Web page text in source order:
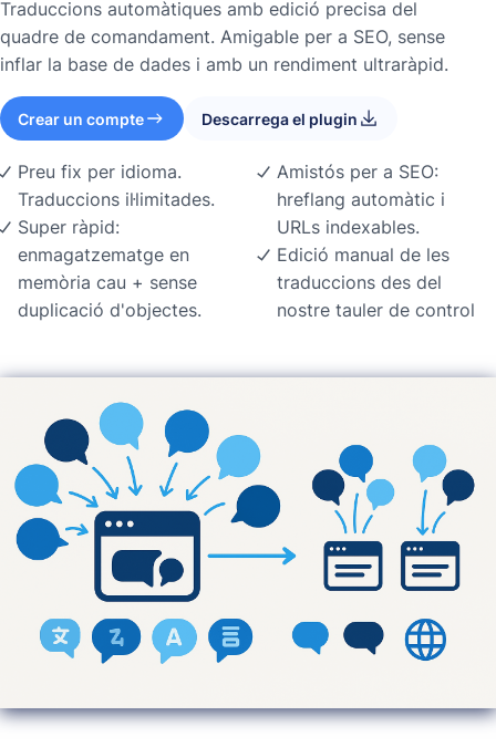
Traduccions automàtiques amb edició precisa del
quadre de comandament. Amigable per a SEO, sense
inflar la base de dades i amb un rendiment ultraràpid.
Crear un compte Descarrega el plugin
Preu fix per idioma.
Traduccions il·limitades.
Super ràpid:
enmagatzematge en
memòria cau + sense
duplicació d'objectes.
Amistós per a SEO:
hreflang automàtic i
URLs indexables.
Edició manual de les
traduccions des del
nostre tauler de control